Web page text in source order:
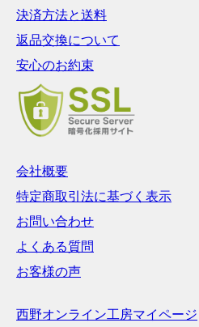
決済方法と送料
返品交換について
安心のお約束
会社概要
特定商取引法に基づく表示
お問い合わせ
よくある質問
お客様の声
西野オンライン工房マイページ